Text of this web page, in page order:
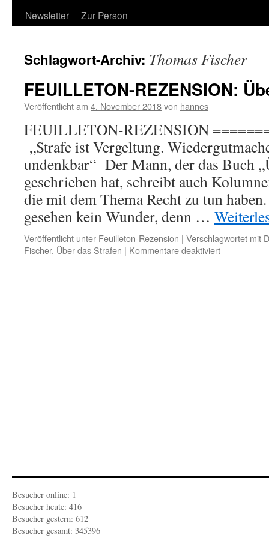
Newsletter
Zur Person
Schlagwort-Archiv: Thomas Fischer
FEUILLETON-REZENSION:
Veröffentlicht am 4. November 2018von hannes
FEUILLETON-REZENSION
„Strafe ist Vergeltung.
undenkbar“ Der Mann, der das Buch
geschrieben hat, schreibt auch
die mit dem Thema Recht zu tun
gesehen kein Wunder, denn …
Veröffentlicht unter Feuilleton-Rezension | Verschlagwortet mit
Fischer, Über das Strafen | Kommentare deaktiviertfür
Besucher online: 1
Besucher heute: 416
Besucher gestern: 612
Besucher gesamt: 345396